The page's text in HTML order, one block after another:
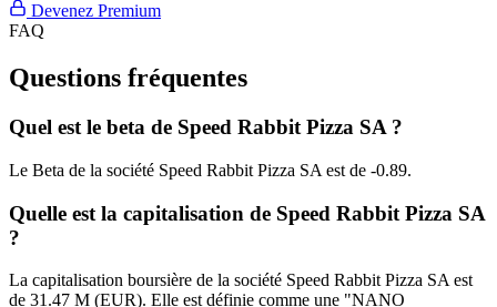
Devenez Premium
FAQ
Questions fréquentes
Quel est le beta de Speed Rabbit Pizza SA ?
Le Beta de la société Speed Rabbit Pizza SA est de -0.89.
Quelle est la capitalisation de Speed Rabbit Pizza SA
?
La capitalisation boursière de la société Speed Rabbit Pizza SA est
de 31.47 M (EUR). Elle est définie comme une "NANO